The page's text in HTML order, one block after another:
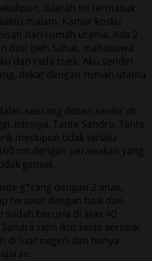
daerah ini termasuk
malam. Kamar kosku
dari rumah utama. Ada 2
diisi oleh Sahat, mahasiswa
dan rada cuek. Aku sendiri
dekat dengan rumah utama
seorang dosen senior di
Istrinya, Tante Sandra, Tante
meskipun tidak terlalu
cm dengan perawakan yang
gemuk.
g*rang dengan 2 anak,
terawat dengan baik dan
sudah berusia di atas 40
rajin ikut kelas aerobik.
di luar negeri dan hanya